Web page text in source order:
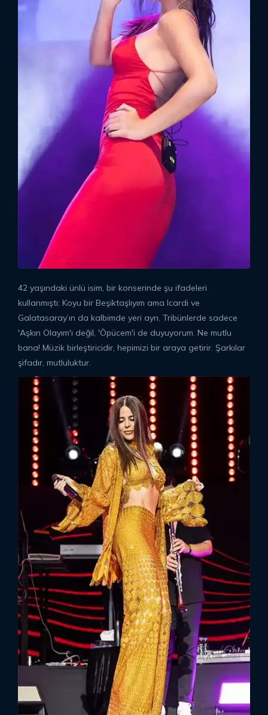
42 yaşındaki ünlü isim, bir konserinde şu ifadeleri
kullanmıştı: Koyu bir Beşiktaşlıyım ama Icardi ve
Galatasaray’ın da kalbimde yeri ayrı. Tribünlerde sadece
'Aşkın Olayım'ı değil, 'Öpücem'i de duyuyorum. Ne mutlu
bana! Müzik birleştiricidir, hepimizi bir araya getirir. Şarkılar
şifadır, mutluluktur.